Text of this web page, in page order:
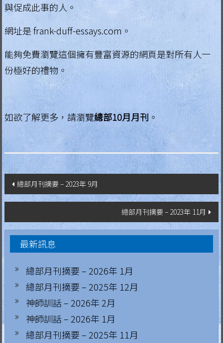
與促成此事的人。
網址是 frank-duff-essays.com。
能夠免費瀏覽這個擁有豐富資源的網頁是對所有人一
份極好的禮物。
如欲了解更多，請瀏覽總部10月月刊 。
文
章
導
覽
總部月刊摘要 – 2023年 9月
總部月刊摘要 – 2023年 11月
最新訊息
總部月刊摘要 – 2026年 1月
總部月刊摘要 – 2025年 12月
神師訓話 – 2026年 2月
神師訓話 – 2026年 1月
總部月刊摘要 – 2025年 11月